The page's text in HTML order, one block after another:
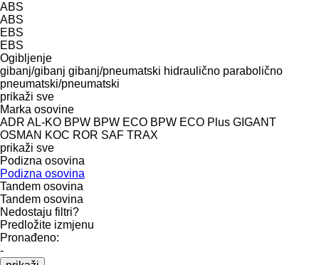
ABS
ABS
EBS
EBS
Ogibljenje
gibanj/gibanj gibanj/pneumatski hidraulično parabolično
pneumatski/pneumatski
prikaži sve
Marka osovine
ADR AL-KO BPW BPW ECO BPW ECO Plus GIGANT
OSMAN KOC ROR SAF TRAX
prikaži sve
Podizna osovina
Podizna osovina
Tandem osovina
Tandem osovina
Nedostaju filtri?
Predložite izmjenu
Pronađeno:
-